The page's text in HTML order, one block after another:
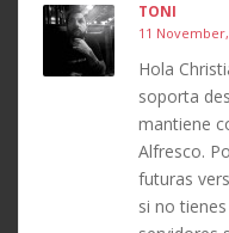
TONI
11
Hola
soporta
mantiene
Alfresco.
futuras
si no